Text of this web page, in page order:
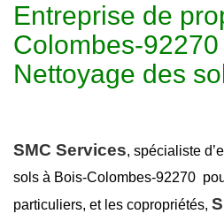
Entreprise de
Colombes-
Nettoyage des
SMC Services, spécialiste
sols à Bois-Colombes-92270
particuliers, et les copropriétés,